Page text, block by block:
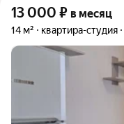
13 000 ₽ в месяц
14 м² квартира-студия